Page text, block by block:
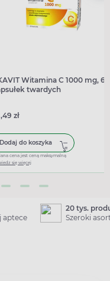
Witamina C 1000 mg, 60
twardych
zł
Dodaj do koszyka
cena jest ceną maksymalną
się więcej
aptece
20 tys.
Szeroki